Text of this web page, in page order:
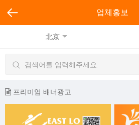
업체홍보
北京
프리미엄 배너광고